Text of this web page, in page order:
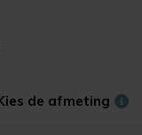
de afmeting